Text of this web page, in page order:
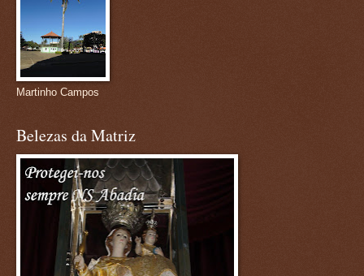
Martinho Campos
Belezas da Matriz